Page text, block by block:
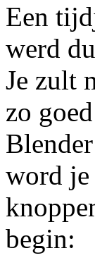
Een
werd
Je zult
zo
word je
begin: